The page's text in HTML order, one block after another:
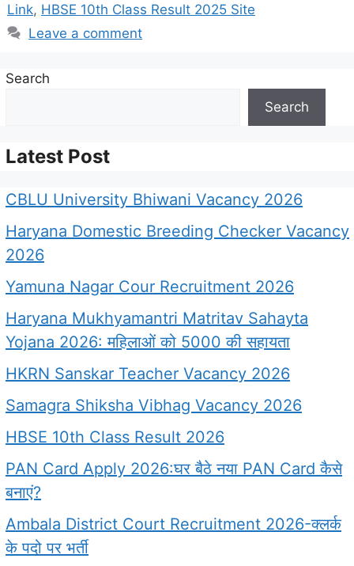
Link, HBSE 10th Class Result 2025 Site
Leave a comment
Search
Search
Latest Post
CBLU University Bhiwani Vacancy 2026
Haryana Domestic Breeding Checker Vacancy
2026
Yamuna Nagar Cour Recruitment 2026
Haryana Mukhyamantri Matritav Sahayta
Yojana 2026: महिलाओं को 5000 की सहायता
HKRN Sanskar Teacher Vacancy 2026
Samagra Shiksha Vibhag Vacancy 2026
HBSE 10th Class Result 2026
PAN Card Apply 2026:घर बैठे नया PAN Card कैसे
बनाएं?
Ambala District Court Recruitment 2026-क्लर्क
के पदो पर भर्ती